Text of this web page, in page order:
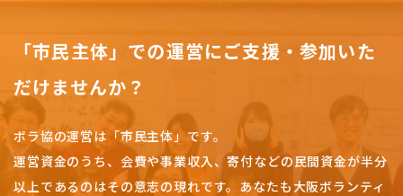
「市民主体」での運営にご支援・参加いた
だけませんか？
ボラ協の運営は「市民主体」です。
運営資金のうち、会費や事業収入、寄付などの民間資金が半分
以上であるのはその意志の現れです。 あなたも大阪ボランティ